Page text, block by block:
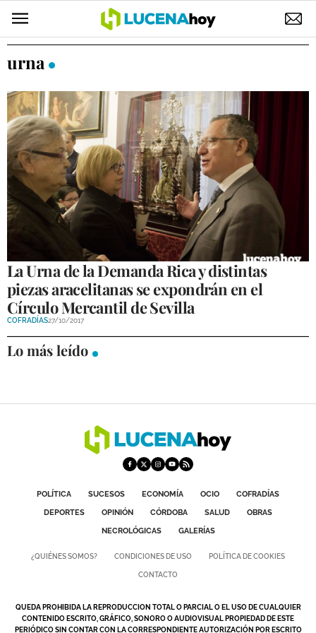
ELECCIONES
SUCESOS
ECONOMÍA
DESARROLLO LOCAL
OCIO
COFRADÍAS
COMPETICIONES
VENTANA CIUDADANA
SALUD
NECROLÓGICAS
urna
La Urna de la Demanda Rica y distintas
piezas aracelitanas se expondrán en el
Círculo Mercantil de Sevilla
COFRADÍAS27/10/2017
Lo más leído
POLÍTICA SUCESOS ECONOMÍA OCIO
COFRADÍAS
DEPORTES
OPINIÓN CÓRDOBA SALUD
OBRAS
NECROLÓGICAS
GALERÍAS
¿QUIÉNES SOMOS? CONDICIONES DE USO POLÍTICA DE COOKIES
CONTACTO
QUEDA PROHIBIDA LA REPRODUCCION TOTAL O PARCIAL O EL USO DE CUALQUIER
CONTENIDO ESCRITO, GRÁFICO, SONORO O AUDIOVISUAL PROPIEDAD DE ESTE
PERIÓDICO SIN CONTAR CON LA CORRESPONDIENTE AUTORIZACIÓN POR ESCRITO